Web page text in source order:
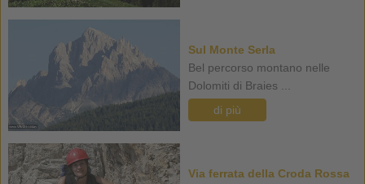
Sul Monte Serla
Bel percorso montano nelle
Dolomiti di Braies ...
di più
Via ferrata della Croda Rossa